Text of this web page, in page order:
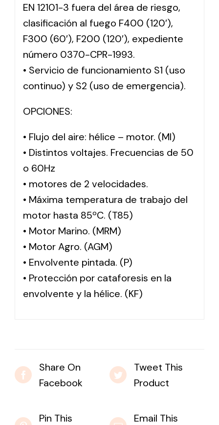
EN 12101-3 fuera del área de riesgo,
clasificación al fuego F400 (120′),
F300 (60′), F200 (120′), expediente
número 0370-CPR-1993.
• Servicio de funcionamiento S1 (uso
continuo) y S2 (uso de emergencia).
OPCIONES:
• Flujo del aire: hélice – motor. (MI)
• Distintos voltajes. Frecuencias de 50
o 60Hz
• motores de 2 velocidades.
• Máxima temperatura de trabajo del
motor hasta 85ºC. (T85)
• Motor Marino. (MRM)
• Motor Agro. (AGM)
• Envolvente pintada. (P)
• Protección por cataforesis en la
envolvente y la hélice. (KF)
Share On
Facebook
Tweet This
Product
Pin This Email This